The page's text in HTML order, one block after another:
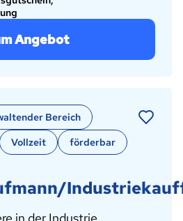
Angebot
Bereich
Vollzeit förderbar